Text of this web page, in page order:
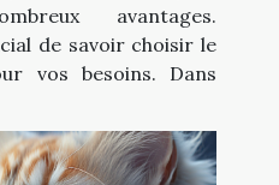
avantages.
de savoir choisir le
vos besoins. Dans